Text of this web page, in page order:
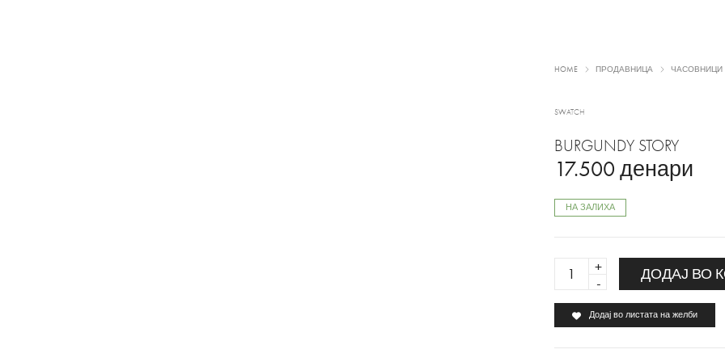
HOME ПРОДАВНИЦА ЧАСОВНИЦИ
SWATCH
BURGUNDY STORY
17.500денари
НА ЗАЛИХА
BURGUNDY
STORY
quantity
ДОДАЈ ВО
Додај во листата на желби